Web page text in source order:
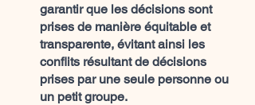
garantir que les décisions sont
prises de manière équitable et
transparente, évitant ainsi les
conflits résultant de décisions
prises par une seule personne ou
un petit groupe.